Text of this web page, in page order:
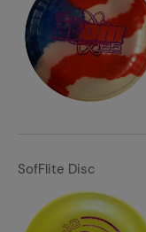
SofFlite Disc